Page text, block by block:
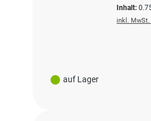
auf Lager
Inhalt:
inkl. MwSt.